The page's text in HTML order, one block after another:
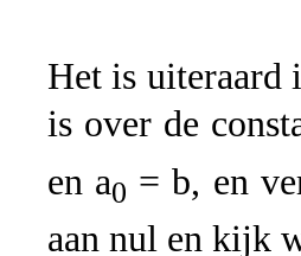
Het is uiteraard
is over de
en a0 = b, en
aan nul en kijk